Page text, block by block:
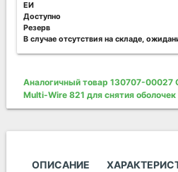
ЕИ
Доступно
Резерв
В случае отсутствия на складе,
Аналогичный товар 130707-00027
Multi-Wire 821 для снятия
ОПИСАНИЕ